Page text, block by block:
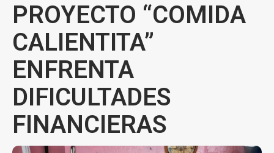
PROYECTO “COMIDA
CALIENTITA”
ENFRENTA
DIFICULTADES
FINANCIERAS